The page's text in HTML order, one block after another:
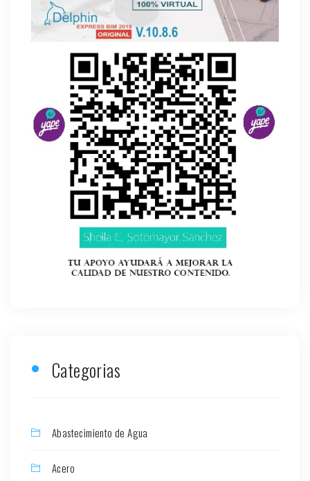
Categorias
Abastecimiento de Agua
Acero